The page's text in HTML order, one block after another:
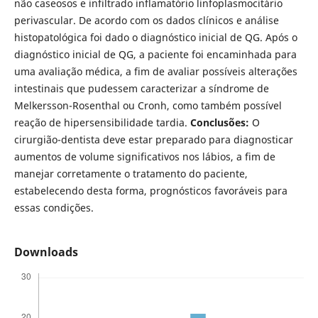
não caseosos e infiltrado inflamatório linfoplasmocitário
perivascular. De acordo com os dados clínicos e análise
histopatológica foi dado o diagnóstico inicial de QG. Após o
diagnóstico inicial de QG, a paciente foi encaminhada para
uma avaliação médica, a fim de avaliar possíveis alterações
intestinais que pudessem caracterizar a síndrome de
Melkersson-Rosenthal ou Cronh, como também possível
reação de hipersensibilidade tardia. Conclusões: O
cirurgião-dentista deve estar preparado para diagnosticar
aumentos de volume significativos nos lábios, a fim de
manejar corretamente o tratamento do paciente,
estabelecendo desta forma, prognósticos favoráveis para
essas condições.
Downloads